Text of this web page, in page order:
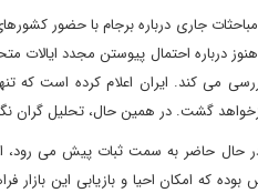
مباحثات جاری درباره برجام با حضور
درباره احتمال پیوستن مجدد ایالات
می کند. ایران اعلام کرده است که
گشت. در همین حال، تحلیل گران
حال حاضر به سمت ثبات پیش می رود،
بوده که امکان احیا و بازیابی این